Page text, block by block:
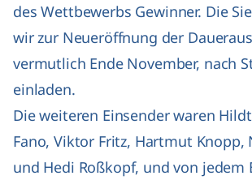
des Wettbewerbs Gewinner. Die
wir zur Neueröffnung der
vermutlich Ende November, nach
einladen.
Die weiteren Einsender waren
Fano, Viktor Fritz, Hartmut Knopp,
und Hedi Roßkopf, und von jedem